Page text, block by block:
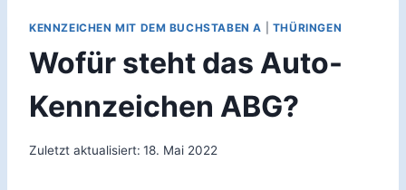
KENNZEICHEN MIT DEM BUCHSTABEN A THÜRINGEN
Wofür steht das Auto-
Kennzeichen ABG?
Zuletzt aktualisiert: 18. Mai 2022